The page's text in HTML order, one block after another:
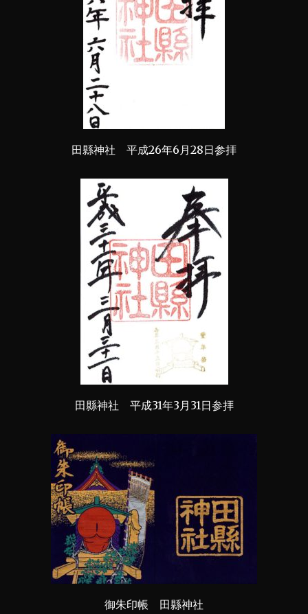
田縣神社 平成26年6月28日参拝
田縣神社 平成31年3月31日参拝
御朱印帳 田縣神社